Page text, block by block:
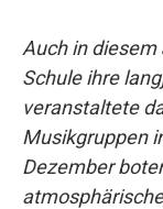
Auch in
Schule ihre
veranstaltete
Musikgruppen
Dezember